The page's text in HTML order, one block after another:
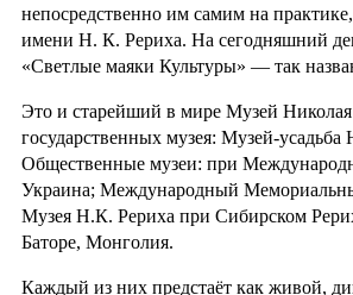
непосредственно им самим на
имени Н. К. Рериха. На сегодняшний
«Светлые маяки Культуры» — так
Это и старейший в мире Музей
государственных музея: Музей-
Общественные музеи: при
Украина; Международный
Музея Н.К. Рериха при Сибирском
Баторе, Монголия.
Каждый из них предстаёт как живой,